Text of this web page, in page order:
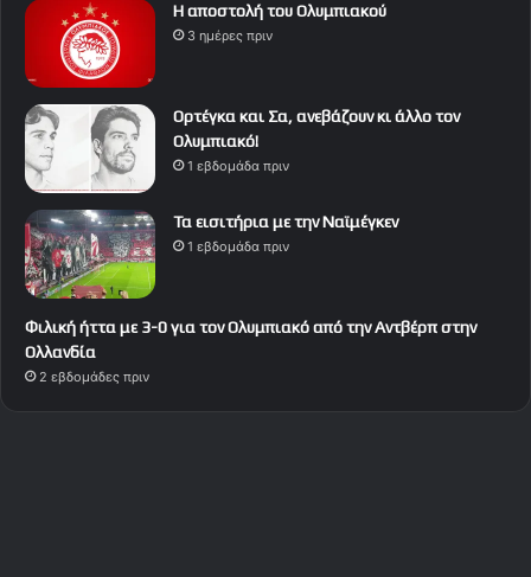
Η αποστολή του Ολυμπιακού
3 ημέρες πριν
Ορτέγκα και Σα, ανεβάζουν κι άλλο τον
Ολυμπιακό!
1 εβδομάδα πριν
Τα εισιτήρια με την Ναϊμέγκεν
1 εβδομάδα πριν
Φιλική ήττα με 3-0 για τον Ολυμπιακό από την Αντβέρπ στην
Ολλανδία
2 εβδομάδες πριν